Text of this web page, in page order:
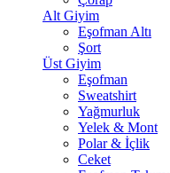
Alt Giyim
Eşofman Altı
Şort
Üst Giyim
Eşofman
Sweatshirt
Yağmurluk
Yelek & Mont
Polar & İçlik
Ceket